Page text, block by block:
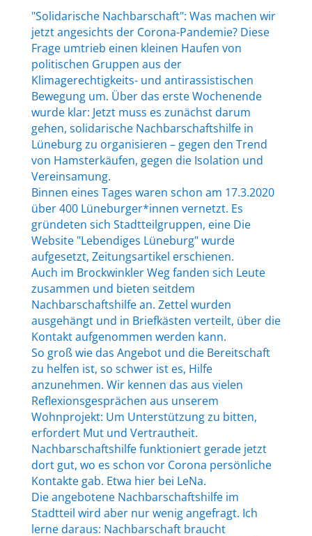
"Solidarische Nachbarschaft": Was machen wir
jetzt angesichts der Corona-Pandemie? Diese
Frage umtrieb einen kleinen Haufen von
politischen Gruppen aus der
Klimagerechtigkeits- und antirassistischen
Bewegung um. Über das erste Wochenende
wurde klar: Jetzt muss es zunächst darum
gehen, solidarische Nachbarschaftshilfe in
Lüneburg zu organisieren – gegen den Trend
von Hamsterkäufen, gegen die Isolation und
Vereinsamung.
Binnen eines Tages waren schon am 17.3.2020
über 400 Lüneburger*innen vernetzt. Es
gründeten sich Stadtteilgruppen, eine Die
Website "Lebendiges Lüneburg" wurde
aufgesetzt, Zeitungsartikel erschienen.
Auch im Brockwinkler Weg fanden sich Leute
zusammen und bieten seitdem
Nachbarschaftshilfe an. Zettel wurden
ausgehängt und in Briefkästen verteilt, über die
Kontakt aufgenommen werden kann.
So groß wie das Angebot und die Bereitschaft
zu helfen ist, so schwer ist es, Hilfe
anzunehmen. Wir kennen das aus vielen
Reflexionsgesprächen aus unserem
Wohnprojekt: Um Unterstützung zu bitten,
erfordert Mut und Vertrautheit.
Nachbarschaftshilfe funktioniert gerade jetzt
dort gut, wo es schon vor Corona persönliche
Kontakte gab. Etwa hier bei LeNa.
Die angebotene Nachbarschaftshilfe im
Stadtteil wird aber nur wenig angefragt. Ich
lerne daraus: Nachbarschaft braucht